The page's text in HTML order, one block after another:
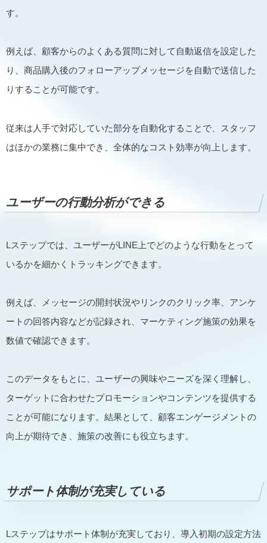
す。
例えば、顧客からのよくある質問に対して自動返信を設定した
り、商品購入後のフォローアップメッセージを自動で送信した
りすることが可能です。
従来は人手で対応していた部分を自動化することで、スタッフ
はほかの業務に集中でき、全体的なコスト効率が向上します。
ユーザーの行動分析ができる
Lステップでは、ユーザーがLINE上でどのような行動をとって
いるかを細かくトラッキングできます。
例えば、メッセージの開封状況やリンクのクリック率、アンケ
ートの回答内容などが記録され、マーケティング施策の効果を
数値で確認できます。
このデータをもとに、ユーザーの興味やニーズを深く理解し、
ターゲットに合わせたプロモーションやコンテンツを提供する
ことが可能になります。結果として、顧客エンゲージメントの
向上が期待でき、施策の改善にも役立ちます。
サポート体制が充実している
Lステップはサポート体制が充実しており、導入初期の設定方法